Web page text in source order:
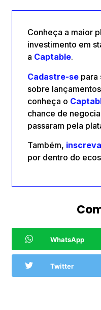
Conheça a maior
investimento em
a Captable.
Cadastre-se para
sobre
conheça o
chance de
passaram pela
Também,
por dentro do
WhatsApp
Twitter